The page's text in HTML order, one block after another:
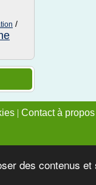
des contenus
/
| Contact à